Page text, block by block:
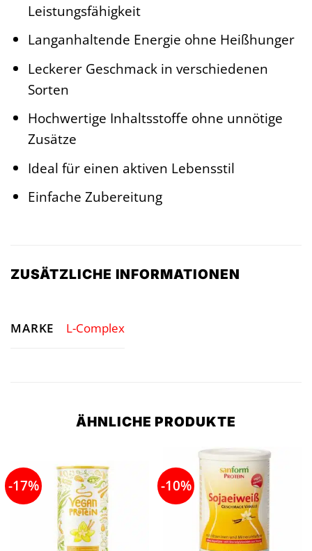
Leistungsfähigkeit
Langanhaltende Energie ohne Heißhunger
Leckerer Geschmack in verschiedenen
Sorten
Hochwertige Inhaltsstoffe ohne unnötige
Zusätze
Ideal für einen aktiven Lebensstil
Einfache Zubereitung
ZUSÄTZLICHE INFORMATIONEN
MARKE L-Complex
ÄHNLICHE PRODUKTE
-17% -10%